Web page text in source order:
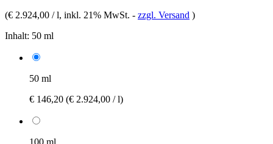
(€ 2.924,00 / l, inkl. 21% MwSt. - zzgl. Versand )
Inhalt: 50 ml
50 ml
€ 146,20 (€ 2.924,00 / l)
100 ml